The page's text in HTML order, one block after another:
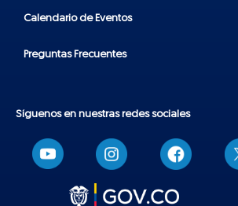
Calendario de Eventos
Preguntas Frecuentes
Síguenos en nuestras redes sociales